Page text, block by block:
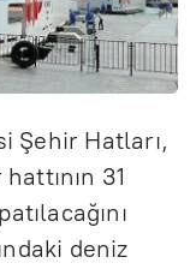
Şehir Hatları,
31
deniz